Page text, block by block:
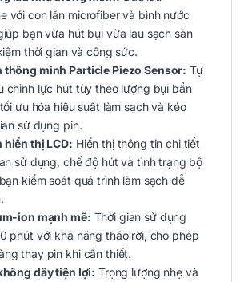
với con lăn microfiber và bình nước
bạn vừa hút bụi vừa lau sạch sàn
thời gian và công sức.
thông minh Particle Piezo Sensor: Tự
chỉnh lực hút tùy theo lượng bụi bẩn
ưu hóa hiệu suất làm sạch và kéo
sử dụng pin.
hiển thị LCD: Hiển thị thông tin chi tiết
sử dụng, chế độ hút và tình trạng bộ
kiểm soát quá trình làm sạch dễ
ion mạnh mẽ: Thời gian sử dụng
phút với khả năng tháo rời, cho phép
thay pin khi cần thiết.
dây tiện lợi: Trọng lượng nhẹ và